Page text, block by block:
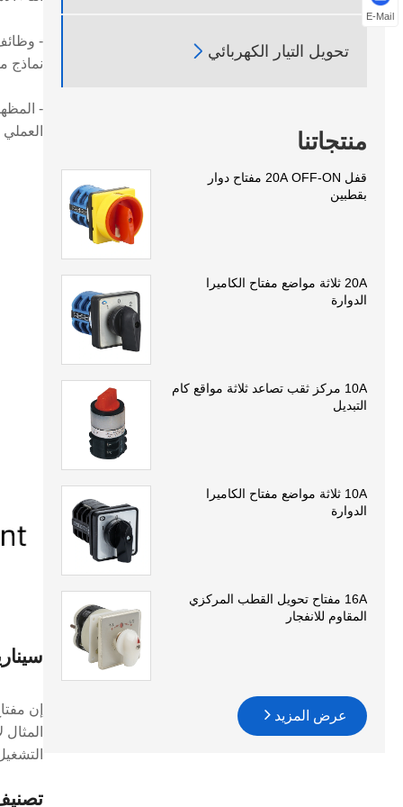
تحويل التيار الكهربائي 
منتجاتنا
قفل 20A OFF-ON مفتاح دوار
بقطبين
20A ثلاثة مواضع مفتاح الكاميرا
الدوارة
10A مركز ثقب تصاعد ثلاثة مواقع كام
التبديل
10A ثلاثة مواضع مفتاح الكاميرا
الدوارة
16A مفتاح تحويل القطب المركزي
المقاوم للانفجار
عرض المزيد
-
نماذج
-
E-Mail